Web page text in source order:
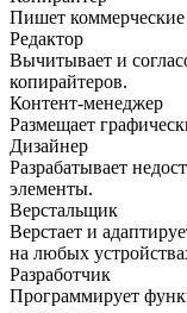
Пишет
Редактор
Вычитывает и
копирайтеров.
Контент-менеджер
Размещает
Дизайнер
Разрабатывает
элементы.
Верстальщик
Верстает и
на любых
Разработчик
Программирует